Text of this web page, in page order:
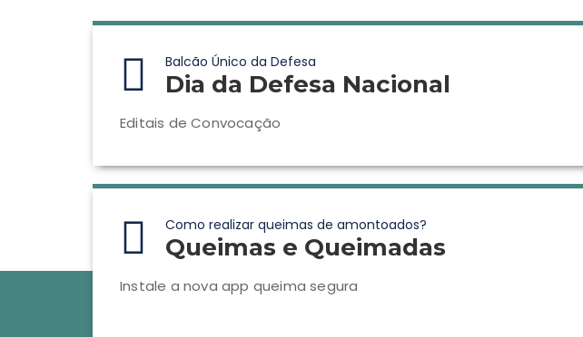
Balcão Único da Defesa
Dia da Defesa Nacional
Editais de Convocação
Como realizar queimas de amontoados?
Queimas e Queimadas
Instale a nova app queima segura